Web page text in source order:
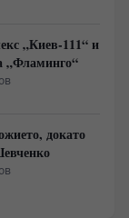
„Киев-111“ и
„Фламинго“
докато